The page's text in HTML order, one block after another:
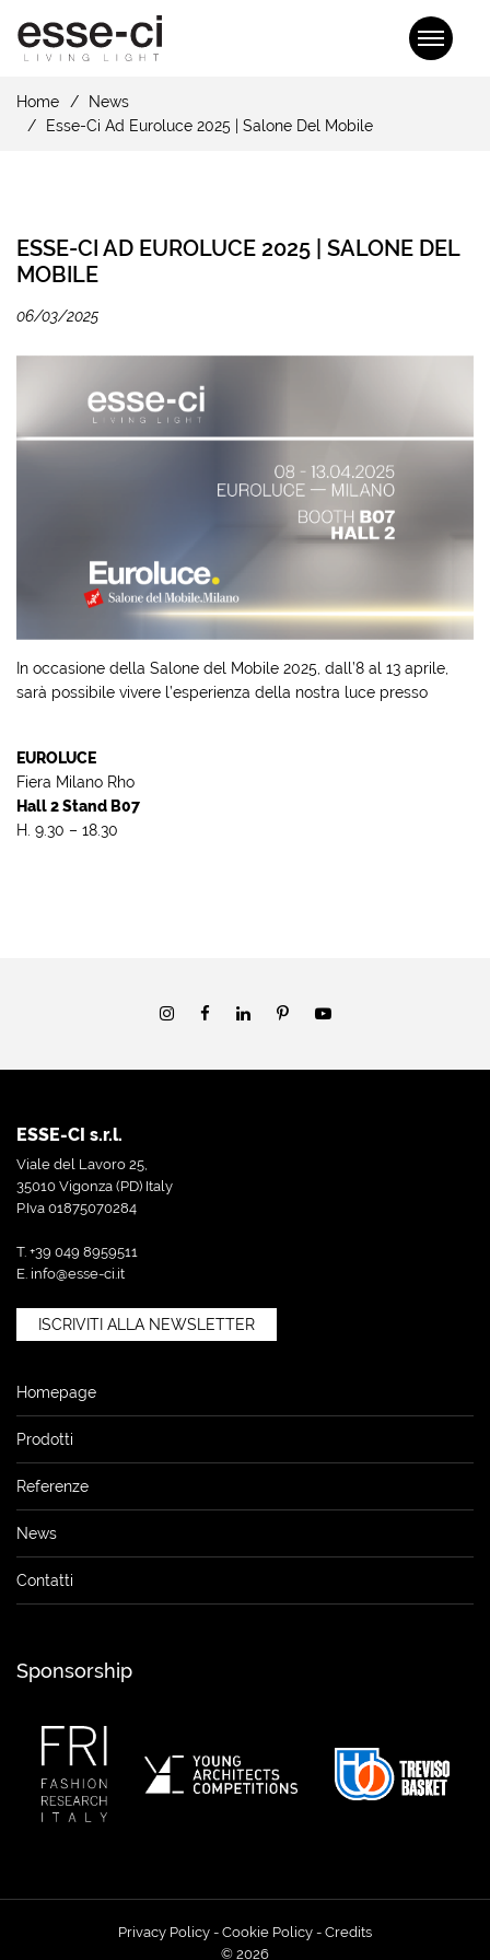
Home
News
Esse-Ci Ad Euroluce 2025 | Salone Del Mobile
ESSE-CI AD EUROLUCE 2025 | SALONE DEL
MOBILE
06/03/2025
In occasione della Salone del Mobile 2025, dall’8 al 13 aprile,
sarà possibile vivere l’esperienza della nostra luce presso
EUROLUCE
Fiera Milano Rho
Hall 2 Stand B07
H. 9.30 – 18.30
ESSE-CI s.r.l.
Viale del Lavoro 25,
35010 Vigonza (PD) Italy
P.Iva 01875070284
T. +39 049 8959511
E. info@esse-ci.it
ISCRIVITI ALLA NEWSLETTER
Homepage
Prodotti
Referenze
News
Contatti
Sponsorship
Privacy Policy - Cookie Policy - Credits
© 2026